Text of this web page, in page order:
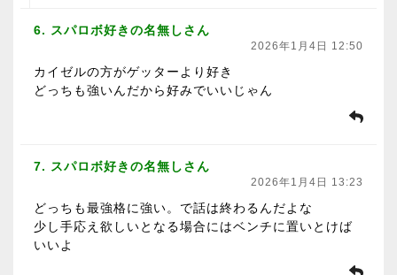
6. スパロボ好きの名無しさん
2026年1月4日 12:50
カイゼルの方がゲッターより好き
どっちも強いんだから好みでいいじゃん
7. スパロボ好きの名無しさん
2026年1月4日 13:23
どっちも最強格に強い。で話は終わるんだよな
少し手応え欲しいとなる場合にはベンチに置いとけば
いいよ